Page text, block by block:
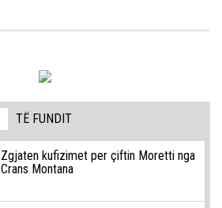
TË FUNDIT
Zgjaten kufizimet per çiftin Moretti nga
Crans Montana